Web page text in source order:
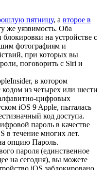
пятницу, а второе в
же уязвимость. Оба
на устройстве с
фотографиям и
при которых вы
поговорить с Siri и
в котором
кодом из четырех или шести
цифровых
iOS 9 Apple, пыталась
код доступа.
пароль в качестве
в течение многих лет.
опцию Пароль.
пароля (единственное
на сегодня), вы можете